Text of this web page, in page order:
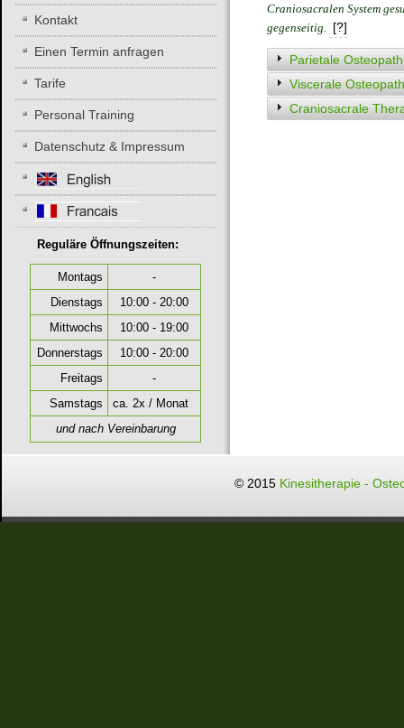
Craniosacralen System
gegenseitig.
[?]
Parietale
Viscerale
Craniosacrale
Kontakt
Einen Termin anfragen
Tarife
Personal Training
Datenschutz & Impressum
Reguläre Öffnungszeiten:
Montags
-
Dienstags
10:00 - 20:00
Mittwochs
10:00 - 19:00
Donnerstags
10:00 - 20:00
Freitags
-
Samstags
ca. 2x / Monat
und nach Vereinbarung
© 2015 Kinesitherapie -